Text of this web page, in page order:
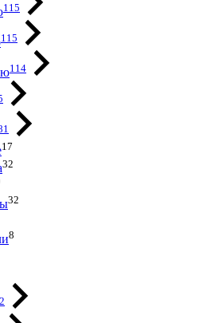
115
115
114
17
32
32
8